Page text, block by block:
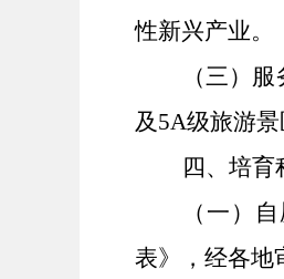
性新兴产业。
（三）
及 5A级旅游景
四、 培育
（ 一 ）
表》，经各地